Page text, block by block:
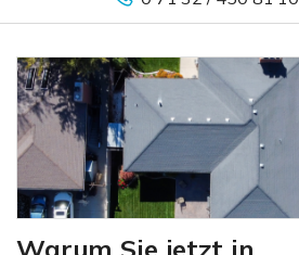
Warum Sie jetzt in